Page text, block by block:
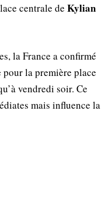
centrale de Kylian
la France a confirmé
la première place
vendredi soir. Ce
mais influence la